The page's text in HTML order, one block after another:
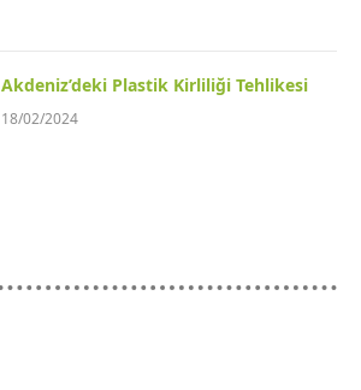
Akdeniz’deki Plastik Kirliliği Tehlikesi
18/02/2024